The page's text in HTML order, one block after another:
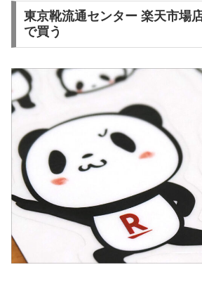
東京靴流通センター 楽天市場
で買う